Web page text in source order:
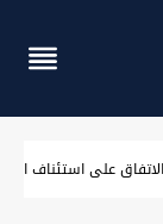
قطعة أرض